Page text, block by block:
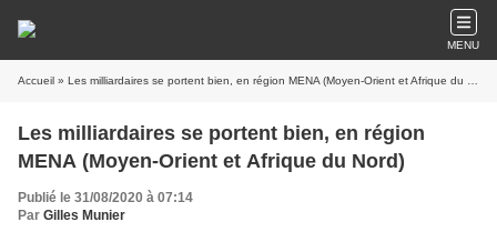
MENU
Accueil » Les milliardaires se portent bien, en région MENA (Moyen-Orient et Afrique du Nord)
Les milliardaires se portent bien, en région
MENA (Moyen-Orient et Afrique du Nord)
Publié le 31/08/2020 à 07:14
Par Gilles Munier